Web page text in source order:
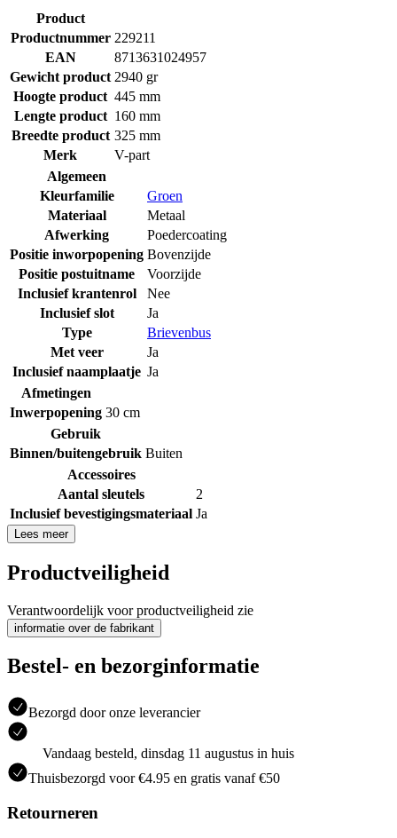
Product
Productnummer 229211
EAN
8713631024957
Gewicht product 2940 gr
Hoogte product 445 mm
Lengte product 160 mm
Breedte product 325 mm
Merk
V-part
Algemeen
Kleurfamilie
Groen
Materiaal
Metaal
Afwerking
Poedercoating
Positie inworpopening Bovenzijde
Positie postuitname
Voorzijde
Inclusief krantenrol
Nee
Inclusief slot
Ja
Type
Brievenbus
Met veer
Ja
Inclusief naamplaatje Ja
Afmetingen
Inwerpopening 30 cm
Gebruik
Binnen/buitengebruik Buiten
Accessoires
Aantal sleutels
2
Inclusief bevestigingsmateriaal Ja
Lees meer
Productveiligheid
Verantwoordelijk voor productveiligheid zie
informatie over de fabrikant
Bestel- en bezorginformatie
Bezorgd door onze leverancier
Vandaag besteld, dinsdag 11 augustus in huis
Thuisbezorgd voor €4.95 en gratis vanaf €50
Retourneren